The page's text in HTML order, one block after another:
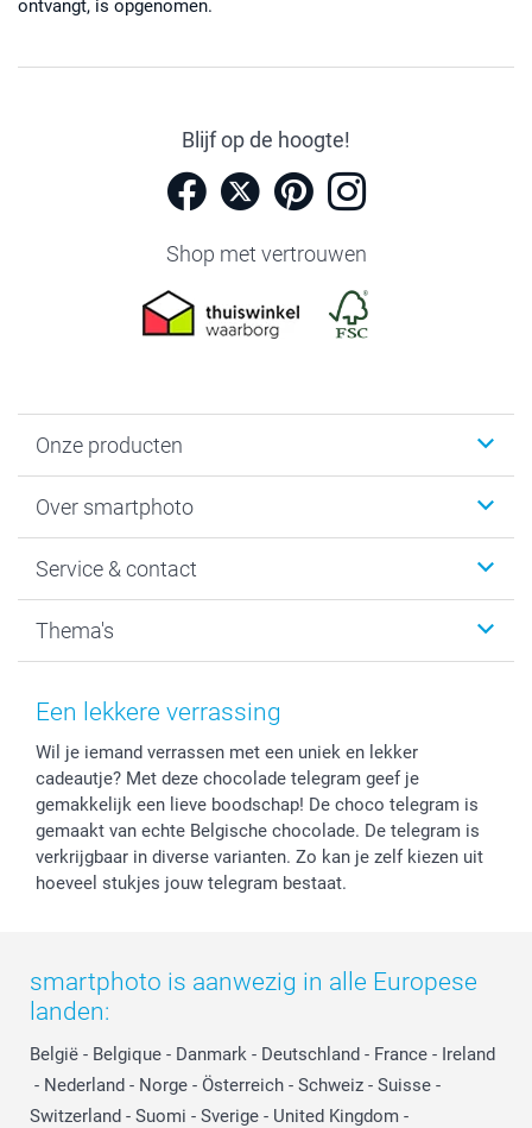
ontvangt, is opgenomen.
Blijf op de hoogte!
Shop met vertrouwen
Onze producten
Fotoboeken
Fotocadeaus
Kaarten
Over smartphoto
Vacatures
Bestelproces
Herroepingsrecht
Cookiebeleid
Reviews
Prijslijst
Investor Relations
Service & contact
Tevredenheidsgarantie
Mijn orderstatus
smartfriends
service@smartphoto.nl
Affiliate partnerprogramma
Partnerships
Influencer partnerprogramma
Thema's
Baby
Vaderdag
Huwelijk
Een lekkere verrassing
Wil je iemand verrassen met een uniek en lekker
cadeautje? Met deze chocolade telegram geef je
gemakkelijk een lieve boodschap! De choco telegram is
gemaakt van echte Belgische chocolade. De telegram is
verkrijgbaar in diverse varianten. Zo kan je zelf kiezen uit
hoeveel stukjes jouw telegram bestaat.
smartphoto is aanwezig in alle Europese
landen:
België - Belgique - Danmark - Deutschland - France - Ireland
- Nederland - Norge - Österreich - Schweiz - Suisse -
Switzerland - Suomi - Sverige - United Kingdom -